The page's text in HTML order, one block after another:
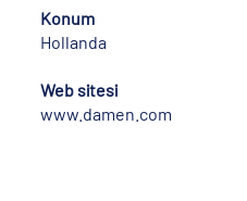
Konum
Hollanda
Web sitesi
www.damen.com